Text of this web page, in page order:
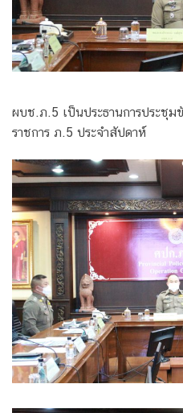
ผบช.ภ.5 เป็นประธานการประชุ
ราชการ ภ.5 ประจำสัปดาห์